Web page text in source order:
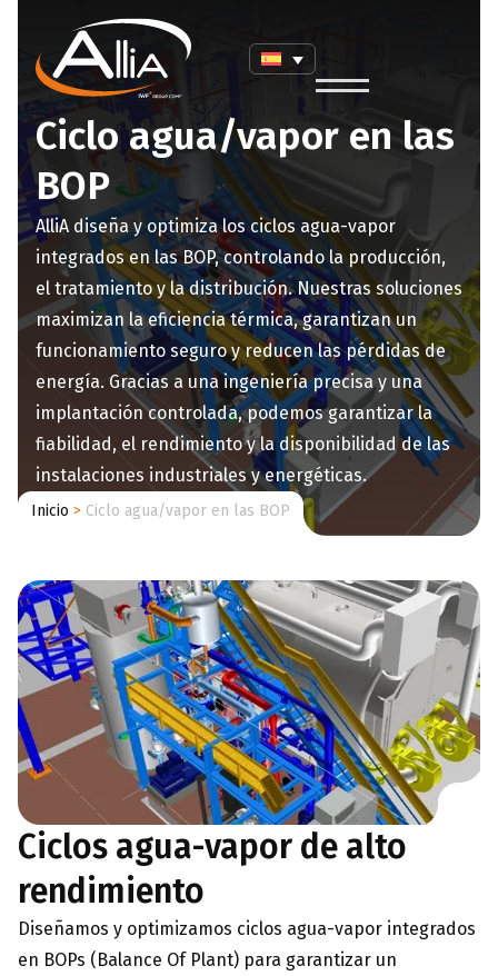
Ciclo agua/vapor en las
BOP
AlliA diseña y optimiza los ciclos agua-vapor
integrados en las BOP, controlando la producción,
el tratamiento y la distribución. Nuestras soluciones
maximizan la eficiencia térmica, garantizan un
funcionamiento seguro y reducen las pérdidas de
energía. Gracias a una ingeniería precisa y una
implantación controlada, podemos garantizar la
fiabilidad, el rendimiento y la disponibilidad de las
instalaciones industriales y energéticas.
Inicio > Ciclo agua/vapor en las BOP
Ciclos agua-vapor de alto
rendimiento
Diseñamos y optimizamos ciclos agua-vapor integrados
en BOPs (Balance Of Plant) para garantizar un